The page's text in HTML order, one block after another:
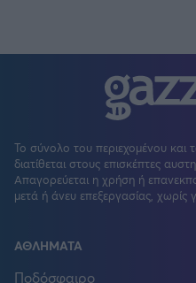
Το σύνολο του περιεχομένου
διατίθεται στους επισκέπτες
Απαγορεύεται η χρήση ή
μετά ή άνευ επεξεργασίας, χωρίς
ΑΘΛΗΜΑΤΑ
Ποδόσφαιρο